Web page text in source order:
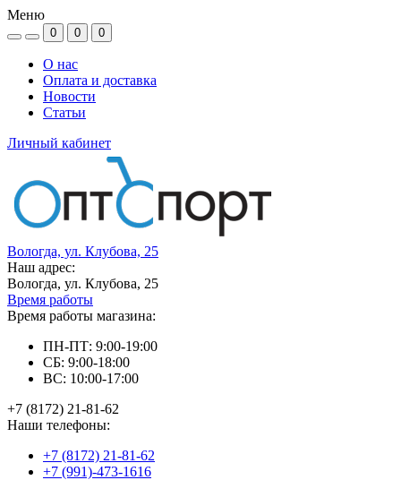
Меню
0 0 0
О нас
Оплата и доставка
Новости
Статьи
Личный кабинет
Вологда, ул. Клубова, 25
Наш адрес:
Вологда, ул. Клубова, 25
Время работы
Время работы магазина:
ПН-ПТ: 9:00-19:00
СБ: 9:00-18:00
ВС: 10:00-17:00
+7 (8172) 21-81-62
Наши телефоны:
+7 (8172) 21-81-62
+7 (991)-473-1616